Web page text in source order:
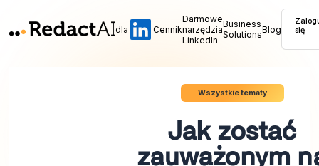
dla Cennik
Darmowe
narzędzia
LinkedIn
Business
SolutionsBlog
się
Wszystkie tematy
Jak zostać
zauważonym